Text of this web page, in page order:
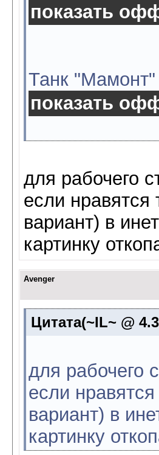
показать
Танк "Мамонт"
показать
для рабочего
если нравятся
вариант) в
картинку
Avenger
Цитата(~IL~ @
для рабочего
если
вариант) в
картинку